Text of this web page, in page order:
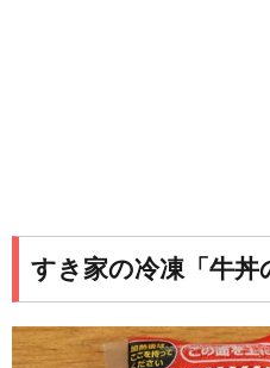
すき家の冷凍「牛丼